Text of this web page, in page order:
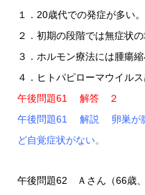
１．20歳代での発症が多い。
２．初期の段階では無症状の
３．ホルモン療法には腫瘍縮
４．ヒトパピローマウイル
午後問題61 解答 ２
午後問題61 解説 卵巣が腹
ど自覚症状がない。
午後問題62 Ａさん（66歳